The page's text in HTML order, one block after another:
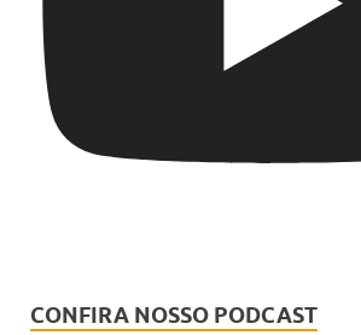
CONFIRA NOSSO PODCAST